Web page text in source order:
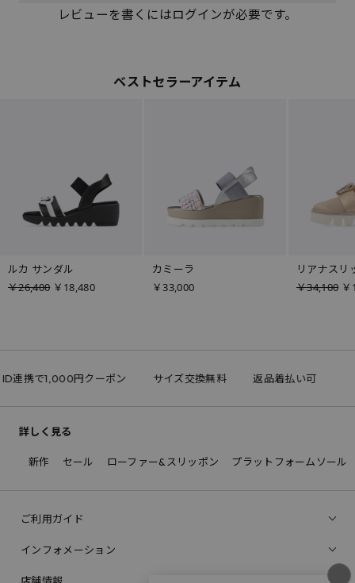
レビューを書くにはログインが必要です。
ベストセラーアイテム
ルカ サンダル
￥26,400 ￥18,480
カミーラ
￥33,000
リアナスリ
￥34,100
携で1,000円クーポン サイズ交換無料 返品着払い可
詳しく見る
新作 セール ローファー&スリッポン プラットフォームソール
ご利用ガイド
インフォメーション
店舗情報